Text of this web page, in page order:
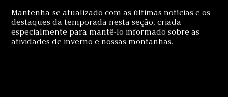
Mantenha-se atualizado com as últimas notícias e os
destaques da temporada nesta seção, criada
especialmente para mantê-lo informado sobre as
atividades de inverno e nossas montanhas.